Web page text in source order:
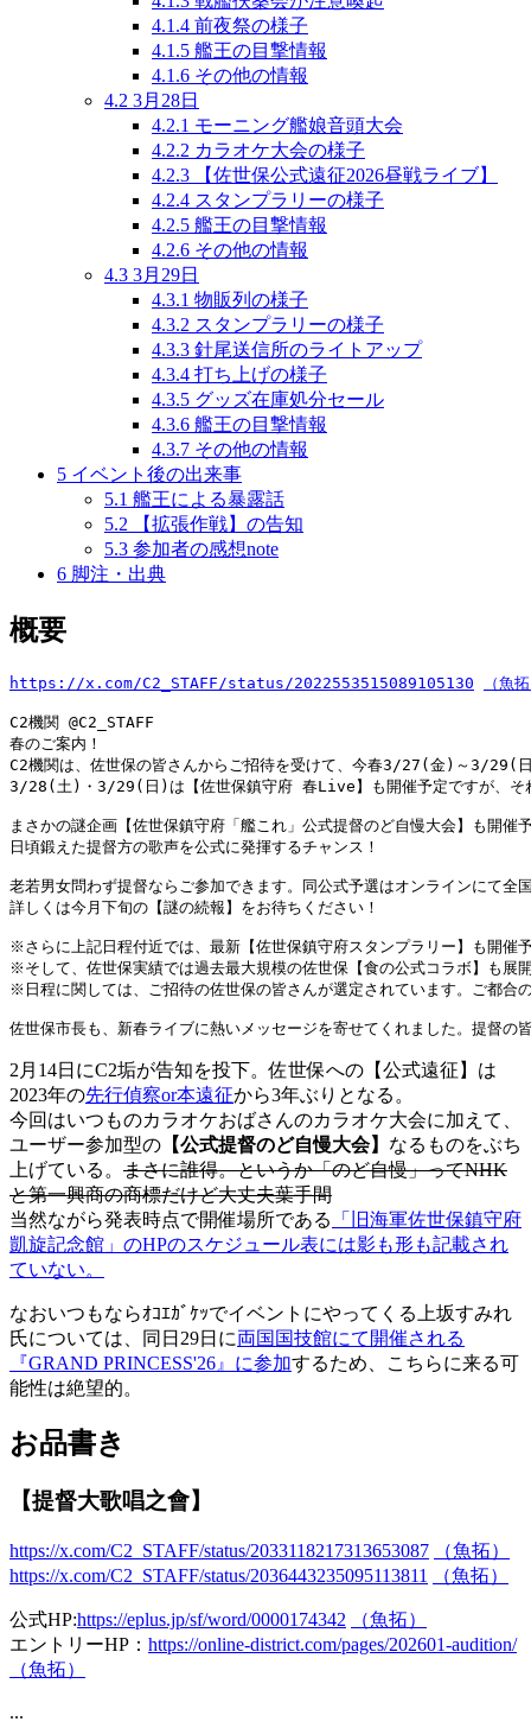
4.1.4 前夜祭の様子
4.1.5 艦王の目撃情報
4.1.6 その他の情報
4.2 3月28日
4.2.1 モーニング艦娘音頭大会
4.2.2 カラオケ大会の様子
4.2.3
【佐世保公式遠征2026昼戦ライブ】
4.2.4 スタンプラリーの様子
4.2.5 艦王の目撃情報
4.2.6 その他の情報
4.3 3月29日
4.3.1 物販列の様子
4.3.2 スタンプラリーの様子
4.3.3 針尾送信所のライトアップ
4.3.4 打ち上げの様子
4.3.5 グッズ在庫処分セール
4.3.6 艦王の目撃情報
4.3.7 その他の情報
5 イベント後の出来事
5.1 艦王による暴露話
5.2
【拡張作戦】の告知
5.3 参加者の感想note
6 脚注・出典
概要
https://x.com/C2_STAFF/status/2022553515089105130 （魚
C2機関 @C2_STAFF
春のご案内！
C2機関は、佐世保の皆さんからご招待を受けて、今春3/27(金)～3/29(
3/28(土)・3/29(日)は【佐世保鎮守府 春Live】も開催予定ですが、それ
まさかの謎企画【佐世保鎮守府「艦これ」公式提督のど自慢大会】も開催
日頃鍛えた提督方の歌声を公式に発揮するチャンス！
老若男女問わず提督ならご参加できます。同公式予選はオンラインにて
詳しくは今月下旬の【謎の続報】をお待ちください！
※さらに上記日程付近では、最新【佐世保鎮守府スタンプラリー】も開催
※そして、佐世保実績では過去最大規模の佐世保【食の公式コラボ】も展
※日程に関しては、ご招待の佐世保の皆さんが選定されています。ご都
2月14日にC2垢が告知を投下。佐世保への【公式遠征】は
2023年の先行偵察or本遠征から3年ぶりとなる。
今回はいつものカラオケおばさんのカラオケ大会に加えて、
ユーザー参加型の 【公式提督のど自慢大会】 なるものをぶち
上げている。 まさに誰得。というか「のど自慢」ってNHK
と第一興商の商標だけど大丈夫葉手間
当然ながら発表時点で開催場所である
「旧海軍佐世保鎮守府
凱旋記念館」のHPのスケジュール表には影も形も記載され
ていない。
なおいつもならｵｺｴｶﾞｹｯでイベントにやってくる上坂すみれ
氏については、同日29日に両国国技館にて開催される
『GRAND PRINCESS'26』に参加するため、こちらに来る可
能性は絶望的。
お品書き
【提督大歌唱之會】
https://x.com/C2_STAFF/status/2033118217313653087
（魚拓）
https://x.com/C2_STAFF/status/2036443235095113811
（魚拓）
公式HP:https://eplus.jp/sf/word/0000174342
（魚拓）
エントリーHP： https://online-district.com/pages/202601-audition/
（魚拓）
...